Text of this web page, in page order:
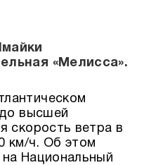
«Мелисса».
до высшей
скорость ветра в
км/ч. Об этом
Национальный